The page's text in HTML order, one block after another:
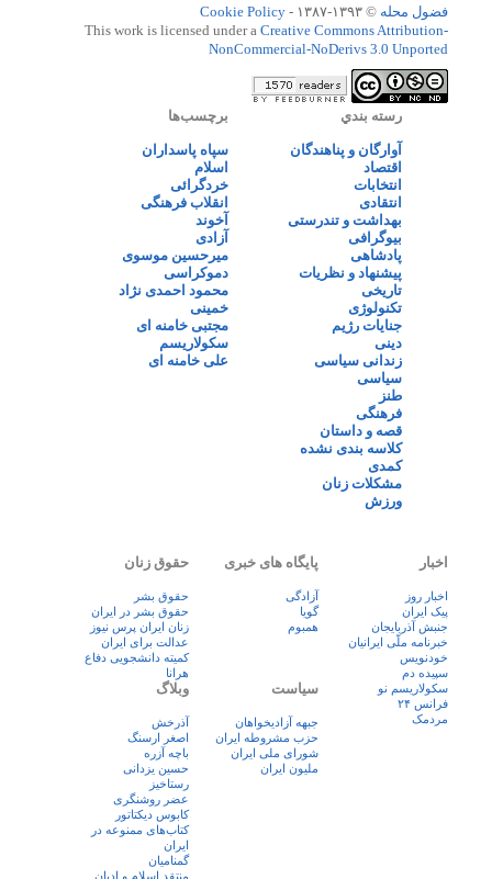
فضول محله © ۱۳۹۳-۱۳۸۷ -
Cookie Policy
This work is licensed under a Creative Commons Attribution-
NonCommercial-NoDerivs 3.0 Unported
رسته بندي
آوارگان و پناهندگان
اقتصاد
انتخابات
انتقادی
بهداشت و تندرستی
بیوگرافی
پادشاهی
پیشنهاد و نظریات
تاریخی
تکنولوژی
جنایات رژیم
دینی
زندانی سیاسی
سیاسی
طنز
فرهنگی
قصه و داستان
کلاسه بندی نشده
کمدی
مشکلات زنان
ورزش
برچسب‌ها
سپاه پاسداران
اسلام
خردگرائی
انقلاب فرهنگی
آخوند
آزادی
میرحسین موسوی
دموکراسی
محمود احمدی نژاد
خمینی
مجتبی خامنه ای
سکولاریسم
علی خامنه ای
اخبار
اخبار روز
پيک ايران
جنبش آذربایجان
خبرنامه ملّی ایرانیان
خودنویس
سپیده دم
سکولاریسم نو
فرانس ۲۴
مردمک
پایگاه های خبری
آزادگی
گویا
همبوم
حقوق زنان
حقوق بشر
حقوق بشر در ایران
زنان ايران پرس نيوز
عدالت برای ایران
کمیته دانشجویی دفاع
هرانا
سیاست
جبهه آزادیخواهان
حزب مشروطه ایران
شورای ملی ایران
ملیون ایران
وبلاگ
آذرخش
اصغر ارسنگ
باچه آزره
حسین یزدانی
رستاخیز
عضر روشنگری
کابوس دیکتاتور
کتاب‌های ممنوعه در
ایران
گمنامیان
منتقد اسلام و ادیان